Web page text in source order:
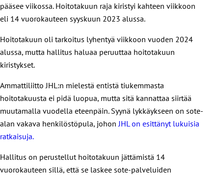
pääsee viikossa. Hoitotakuun raja kiristyi kahteen viikkoon
eli 14 vuorokauteen syyskuun 2023 alussa.
Hoitotakuun oli tarkoitus lyhentyä viikkoon vuoden 2024
alussa, mutta hallitus haluaa peruuttaa hoitotakuun
kiristykset.
Ammattiliitto JHL:n mielestä entistä tiukemmasta
hoitotakuusta ei pidä luopua, mutta sitä kannattaa siirtää
muutamalla vuodella eteenpäin. Syynä lykkäykseen on sote-
alan vakava henkilöstöpula, johon JHL on esittänyt lukuisia
ratkaisuja.
Hallitus on perustellut hoitotakuun jättämistä 14
vuorokauteen sillä, että se laskee sote-palveluiden